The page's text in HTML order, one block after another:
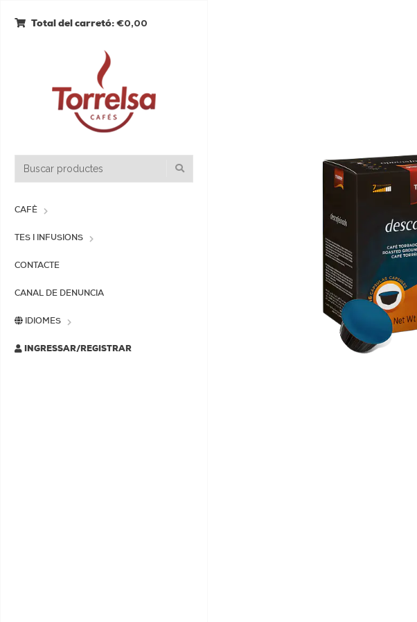
Total del carretó: €0,00
CAFÈ
TES I INFUSIONS
CONTACTE
CANAL DE DENUNCIA
IDIOMES
INGRESSAR/REGISTRAR